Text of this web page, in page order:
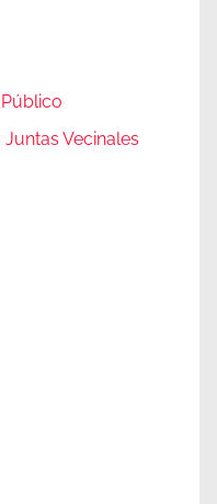
Vecinales